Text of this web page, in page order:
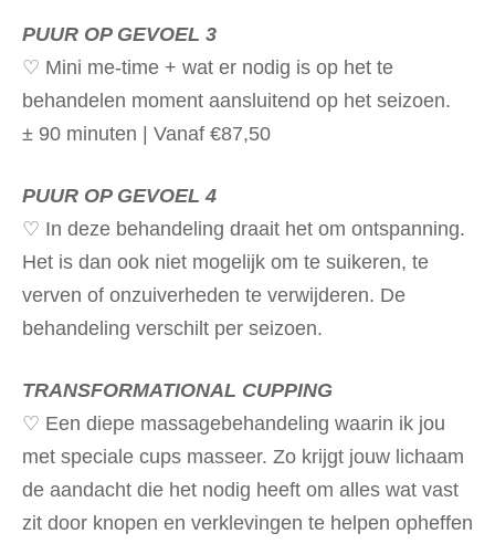
PUUR OP GEVOEL 3
♡ Mini me-time + wat er nodig is op het te
behandelen moment aansluitend op het seizoen.
± 90 minuten | Vanaf €87,50
PUUR OP GEVOEL 4
♡ In deze behandeling draait het om ontspanning.
Het is dan ook niet mogelijk om te suikeren, te
verven of onzuiverheden te verwijderen. De
behandeling verschilt per seizoen.
TRANSFORMATIONAL CUPPING
♡ Een diepe massagebehandeling waarin ik jou
met speciale cups masseer. Zo krijgt jouw lichaam
de aandacht die het nodig heeft om alles wat vast
zit door knopen en verklevingen te helpen opheffen